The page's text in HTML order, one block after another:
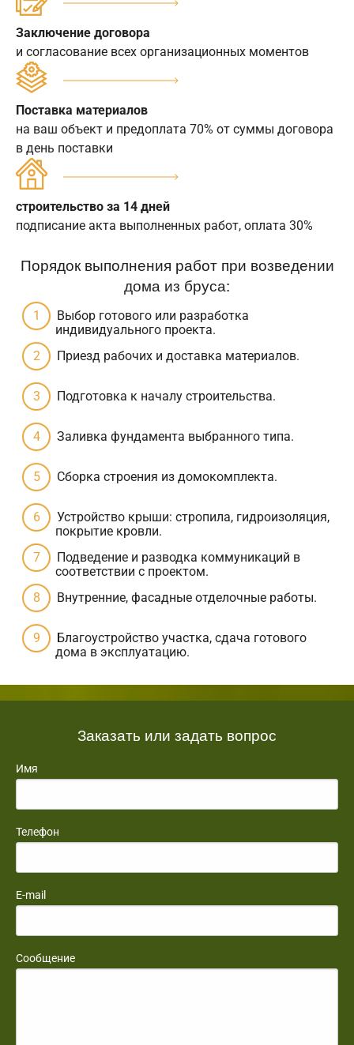
Заключение договора
и согласование всех организационных моментов
Поставка материалов
на ваш объект и предоплата 70% от суммы договора
в день поставки
строительство за 14 дней
подписание акта выполненных работ, оплата 30%
Порядок выполнения работ при возведении
дома из бруса:
Выбор готового или разработка
индивидуального проекта.
Приезд рабочих и доставка материалов.
Подготовка к началу строительства.
Заливка фундамента выбранного типа.
Сборка строения из домокомплекта.
Устройство крыши: стропила, гидроизоляция,
покрытие кровли.
Подведение и разводка коммуникаций в
соответствии с проектом.
Внутренние, фасадные отделочные работы.
Благоустройство участка, сдача готового
дома в эксплуатацию.
Заказать или задать вопрос
Имя
Телефон
E-mail
Сообщение